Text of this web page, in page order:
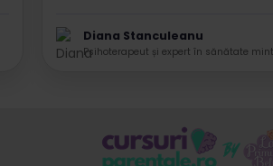
Diana Stanculeanu
Psihoterapeut și expert în sănătate